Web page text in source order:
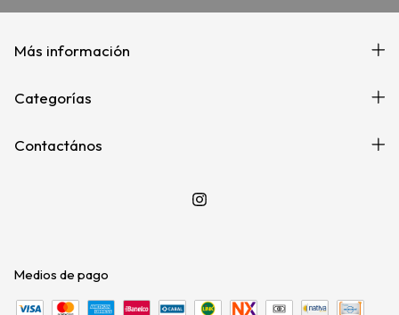
Más información
Categorías
Contactános
Medios de pago